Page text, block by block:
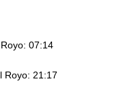
07:14
Royo: 21:17